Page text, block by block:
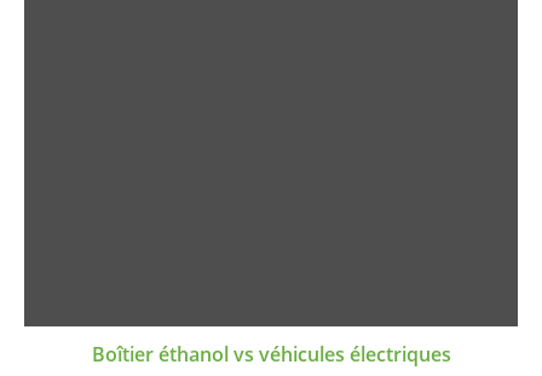
Boîtier éthanol vs véhicules électriques